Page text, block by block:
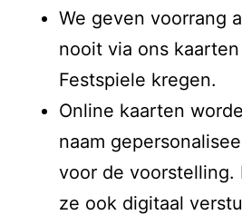
We geven voorrang
nooit via ons
Festspiele kregen.
Online kaarten
naam
voor de voorstelling.
ze ook digitaal